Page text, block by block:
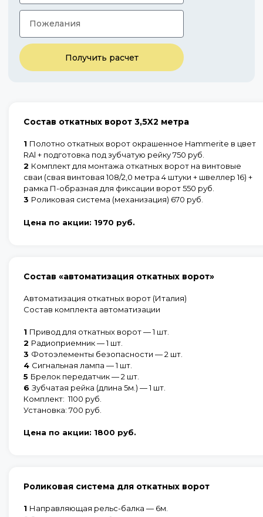
Получить расчет
Состав откатных ворот 3,5X2 метра
1 Полотно откатных ворот окрашенное Hammerite в цвет
RAl + подготовка под зубчатую рейку 750 руб.
2 Комплект для монтажа откатных ворот на винтовые
сваи (свая винтовая 108/2,0 метра 4 штуки + швеллер 16) +
рамка П-образная для фиксации ворот 550 руб.
3 Роликовая система (механизация) 670 руб.
Цена по акции: 1970 руб.
Состав «автоматизация откатных ворот»
Автоматизация откатных ворот (Италия)
Состав комплекта автоматизации
1 Привод для откатных ворот — 1 шт.
2 Радиоприемник — 1 шт.
3 Фотоэлементы безопасности — 2 шт.
4 Сигнальная лампа — 1 шт.
5 Брелок передатчик — 2 шт.
6 Зубчатая рейка (длина 5м.) — 1 шт.
Комплект: 1100 руб.
Установка: 700 руб.
Цена по акции: 1800 руб.
Роликовая система для откатных ворот
1 Направляющая рельс-балка — 6м.